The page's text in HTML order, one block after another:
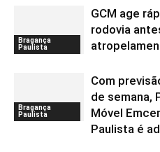
Bragança
Paulista
GCM age
rodovia
Bragança
Paulista
Com
de semana,
Móvel
Paulista é